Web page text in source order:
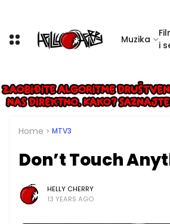
Muzika
i
Home MTV3
Don’t Touch
HELLY CHERRY
13 YEARS AGO